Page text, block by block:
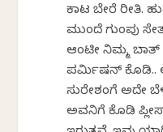
ಕಾಟ ಬೇರೆ ರೀತಿ.
ಮುಂದೆ ಗುಂಪು
ಆಂಟೀ ನಿಮ್ಮ
ಪರ್ಮಿಷನ್ ಕೊಡಿ..
ಸುರೇಶಂಗೆ ಅದೇ
ಅವನಿಗೆ ಕೊಡಿ